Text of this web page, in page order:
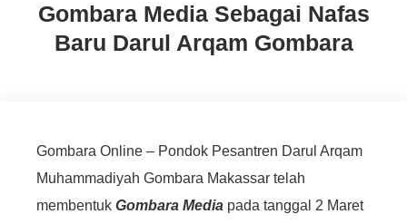
Gombara Media Sebagai Nafas
Baru Darul Arqam Gombara
Gombara Online – Pondok Pesantren Darul Arqam
Muhammadiyah Gombara Makassar telah
membentuk Gombara Media pada tanggal 2 Maret